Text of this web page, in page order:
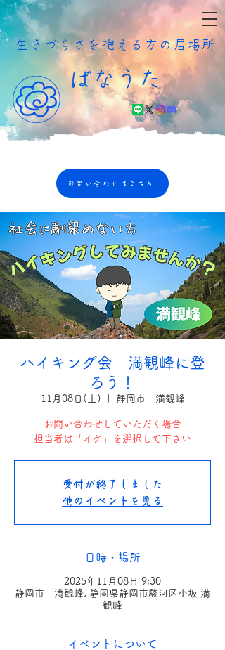
​生きづらさを抱える方の居場所
ばなうた
お問い合わせはこちら
ハイキング会 満観峰に登
ろう！
11月08日(土) 静岡市 満観峰
お問い合わせしていただく場合
担当者は「イケ」を選択して下さい
受付が終了しました
他のイベントを見る
日時・場所
2025年11月08日 9:30
静岡市 満観峰, 静岡県静岡市駿河区小坂 満
観峰
イベントについて